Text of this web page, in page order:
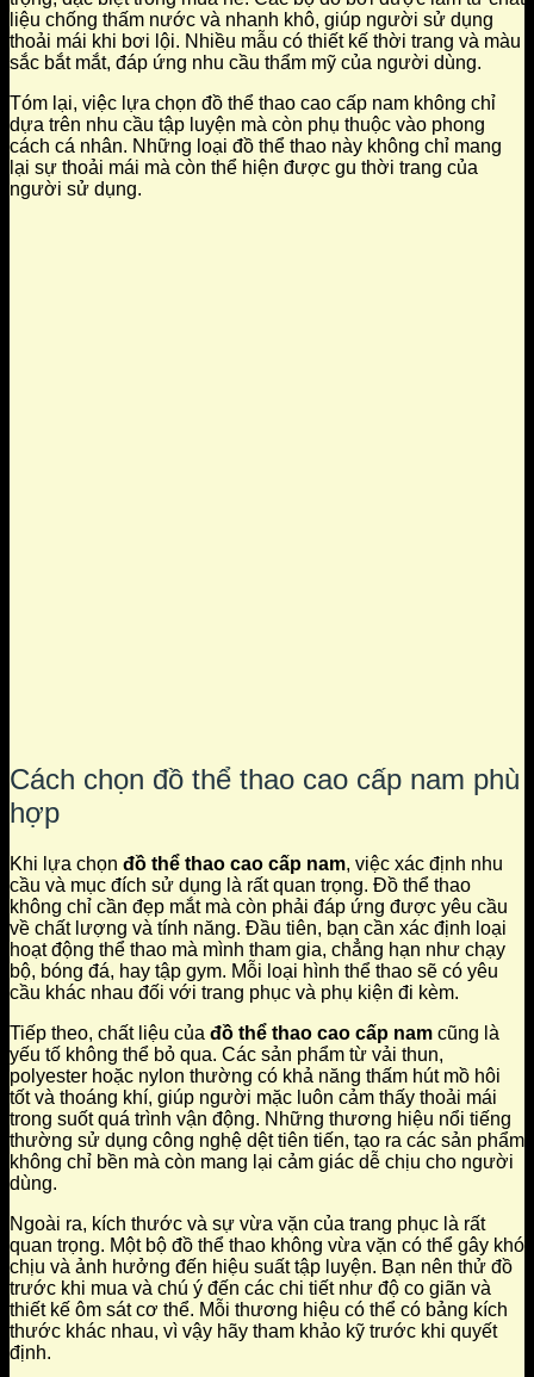
liệu chống thấm nước và nhanh khô, giúp người sử dụng
thoải mái khi bơi lội. Nhiều mẫu có thiết kế thời trang và màu
sắc bắt mắt, đáp ứng nhu cầu thẩm mỹ của người dùng.
Tóm lại, việc lựa chọn đồ thể thao cao cấp nam không chỉ
dựa trên nhu cầu tập luyện mà còn phụ thuộc vào phong
cách cá nhân. Những loại đồ thể thao này không chỉ mang
lại sự thoải mái mà còn thể hiện được gu thời trang của
người sử dụng.
Cách chọn đồ thể thao cao cấp nam phù
hợp
Khi lựa chọn đồ thể thao cao cấp nam, việc xác định nhu
cầu và mục đích sử dụng là rất quan trọng. Đồ thể thao
không chỉ cần đẹp mắt mà còn phải đáp ứng được yêu cầu
về chất lượng và tính năng. Đầu tiên, bạn cần xác định loại
hoạt động thể thao mà mình tham gia, chẳng hạn như chạy
bộ, bóng đá, hay tập gym. Mỗi loại hình thể thao sẽ có yêu
cầu khác nhau đối với trang phục và phụ kiện đi kèm.
Tiếp theo, chất liệu của đồ thể thao cao cấp nam cũng là
yếu tố không thể bỏ qua. Các sản phẩm từ vải thun,
polyester hoặc nylon thường có khả năng thấm hút mồ hôi
tốt và thoáng khí, giúp người mặc luôn cảm thấy thoải mái
trong suốt quá trình vận động. Những thương hiệu nổi tiếng
thường sử dụng công nghệ dệt tiên tiến, tạo ra các sản phẩm
không chỉ bền mà còn mang lại cảm giác dễ chịu cho người
dùng.
Ngoài ra, kích thước và sự vừa vặn của trang phục là rất
quan trọng. Một bộ đồ thể thao không vừa vặn có thể gây khó
chịu và ảnh hưởng đến hiệu suất tập luyện. Bạn nên thử đồ
trước khi mua và chú ý đến các chi tiết như độ co giãn và
thiết kế ôm sát cơ thể. Mỗi thương hiệu có thể có bảng kích
thước khác nhau, vì vậy hãy tham khảo kỹ trước khi quyết
định.